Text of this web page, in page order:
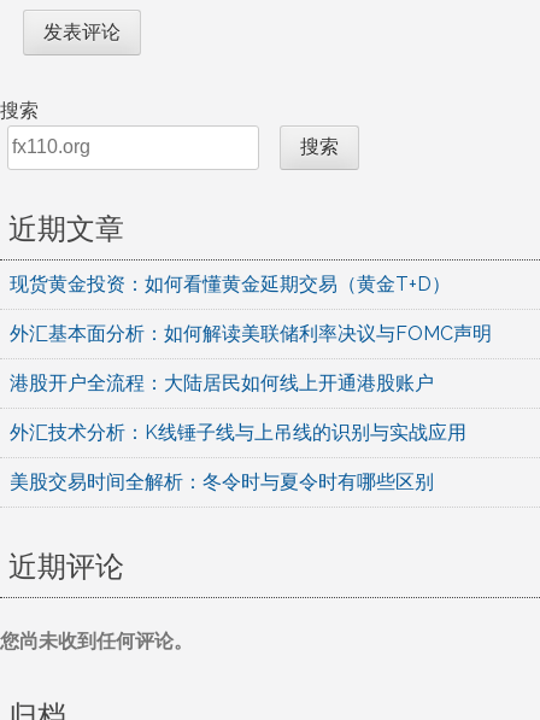
搜索
搜索
近期文章
现货黄金投资：如何看懂黄金延期交易（黄金T+D）
外汇基本面分析：如何解读美联储利率决议与FOMC声明
港股开户全流程：大陆居民如何线上开通港股账户
外汇技术分析：K线锤子线与上吊线的识别与实战应用
美股交易时间全解析：冬令时与夏令时有哪些区别
近期评论
您尚未收到任何评论。